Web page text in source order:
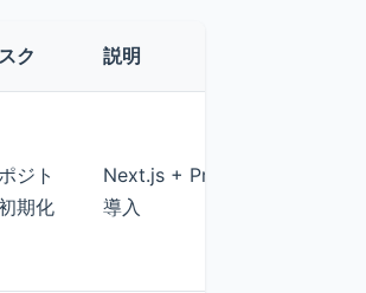
ク 説明
ジト
期化
Next.js + Prisma + SQLite
導入